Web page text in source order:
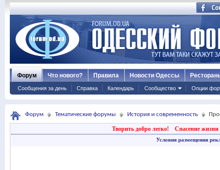
Форум
Сообщения за день Справка Календарь Сообщество Опции
Что нового? Правила Новости Одессы
Форум Тематические форумы История и современность
Творить добро легко! Спасение жизни
Условия размещения